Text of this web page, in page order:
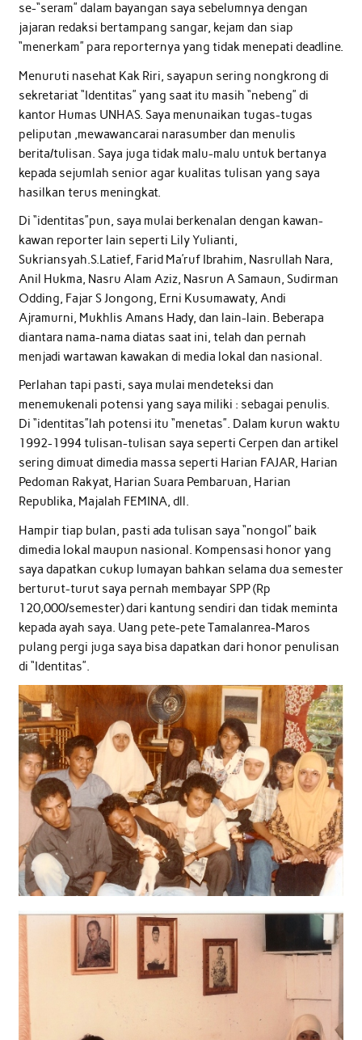
se-“seram” dalam bayangan saya sebelumnya dengan
jajaran redaksi bertampang sangar, kejam dan siap
“menerkam” para reporternya yang tidak menepati deadline.
Menuruti nasehat Kak Riri, sayapun sering nongkrong di
sekretariat “Identitas” yang saat itu masih “nebeng” di
kantor Humas UNHAS. Saya menunaikan tugas-tugas
peliputan ,mewawancarai narasumber dan menulis
berita/tulisan. Saya juga tidak malu-malu untuk bertanya
kepada sejumlah senior agar kualitas tulisan yang saya
hasilkan terus meningkat.
Di “identitas”pun, saya mulai berkenalan dengan kawan-
kawan reporter lain seperti Lily Yulianti,
Sukriansyah.S.Latief, Farid Ma’ruf Ibrahim, Nasrullah Nara,
Anil Hukma, Nasru Alam Aziz, Nasrun A Samaun, Sudirman
Odding, Fajar S Jongong, Erni Kusumawaty, Andi
Ajramurni, Mukhlis Amans Hady, dan lain-lain. Beberapa
diantara nama-nama diatas saat ini, telah dan pernah
menjadi wartawan kawakan di media lokal dan nasional.
Perlahan tapi pasti, saya mulai mendeteksi dan
menemukenali potensi yang saya miliki : sebagai penulis.
Di “identitas”lah potensi itu “menetas”. Dalam kurun waktu
1992-1994 tulisan-tulisan saya seperti Cerpen dan artikel
sering dimuat dimedia massa seperti Harian FAJAR, Harian
Pedoman Rakyat, Harian Suara Pembaruan, Harian
Republika, Majalah FEMINA, dll.
Hampir tiap bulan, pasti ada tulisan saya “nongol” baik
dimedia lokal maupun nasional. Kompensasi honor yang
saya dapatkan cukup lumayan bahkan selama dua semester
berturut-turut saya pernah membayar SPP (Rp
120,000/semester) dari kantung sendiri dan tidak meminta
kepada ayah saya. Uang pete-pete Tamalanrea-Maros
pulang pergi juga saya bisa dapatkan dari honor penulisan
di “Identitas”.